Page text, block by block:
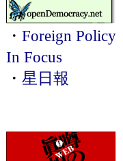
・ Foreign Policy
In Focus
・ 星日報